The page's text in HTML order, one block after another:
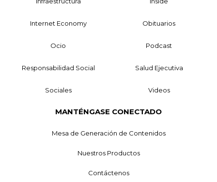
Internet Economy Obituarios
Ocio Podcast
Responsabilidad Social Salud Ejecutiva
Sociales Videos
MANTÉNGASE CONECTADO
Mesa de Generación de Contenidos
Nuestros Productos
Contáctenos